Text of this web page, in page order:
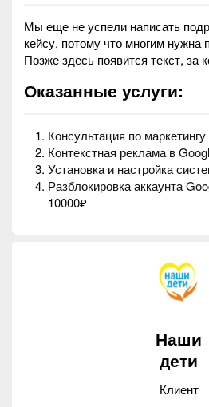
Мы еще не успели написать
кейсу, потому что многим
Позже здесь появится текст, за
Оказанные услуги:
Консультация по маркетингу
Контекстная реклама в
Установка и настройка
Разблокировка аккаунта
10000₽
Наши
дети
Клиент